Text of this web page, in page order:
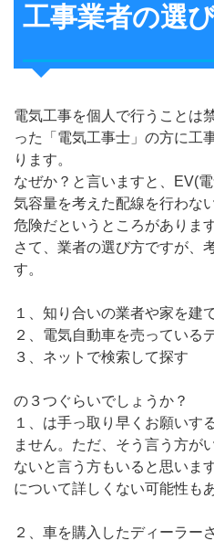
工事業者の選
電気工事を個人で行うことは
った「電気工事士」の方に工
ります。
なぜか？と言いますと、EV(
気容量を考えた配線を行わな
危険だというところがありま
さて、業者の選び方ですが、
す。
１、知り合いの業者や家を建
２、電気自動車を売っている
３、ネットで検索して探す
の３つぐらいでしょうか？
１、は手っ取り早くお願いす
ません。ただ、そう言う方が
ないと言う方もいると思いま
について詳しくない可能性も
２、車を購入したディーラー